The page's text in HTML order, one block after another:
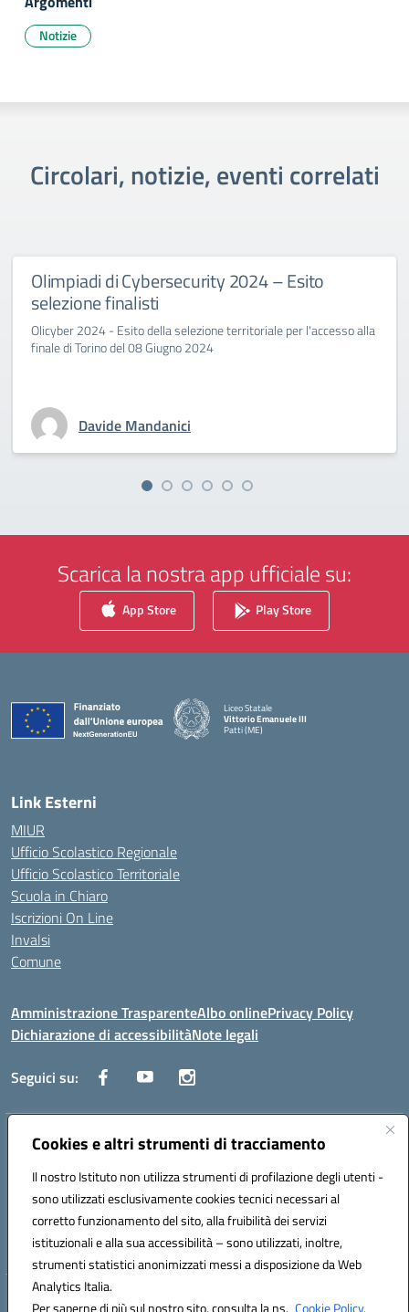
Cookies e altri strumenti di tracciamento
Il nostro Istituto non utilizza strumenti di profilazione degli utenti -
sono utilizzati esclusivamente cookies tecnici necessari al
corretto funzionamento del sito, alla fruibilità dei servizi
istituzionali e alla sua accessibilità – sono utilizzati, inoltre,
strumenti statistici anonimizzati messi a disposizione da Web
Analytics Italia.
Per saperne di più sul nostro sito, consulta la ns. Cookie Policy.
Notizie
Circolari, notizie, eventi correlati
Olimpiadi di Cybersecurity 2024 – Esito
selezione finalisti
Olicyber 2024 - Esito della selezione territoriale per l'accesso alla
finale di Torino del 08 Giugno 2024
Davide Mandanici
Scarica la nostra app ufficiale su:
App Store Play Store
Liceo Statale
Vittorio Emanuele III
Patti (ME)
Link Esterni
MIUR
Ufficio Scolastico Regionale
Ufficio Scolastico Territoriale
Scuola in Chiaro
Iscrizioni On Line
Invalsi
Comune
Amministrazione TrasparenteAlbo onlinePrivacy Policy
Dichiarazione di accessibilitàNote legali
Seguici su:
Indirizzo:Via Trieste, 43 – 98066 Patti (ME)
Posta elettronica certificata (PEC):mepc060006@pec.istruzione.it
Codice fiscale: 86000610831
Codice meccanografico: MEPC060006
Hosting & Powered by 3D Solution S.r.l.